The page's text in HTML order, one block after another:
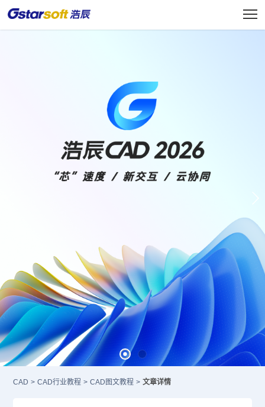
CAD > CAD行业教程 > CAD图文教程 > 文章详情